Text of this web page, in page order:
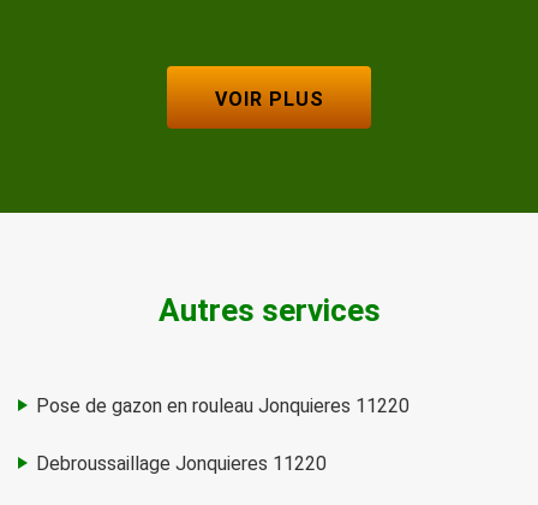
VOIR PLUS
Autres services
Pose de gazon en rouleau Jonquieres 11220
Debroussaillage Jonquieres 11220